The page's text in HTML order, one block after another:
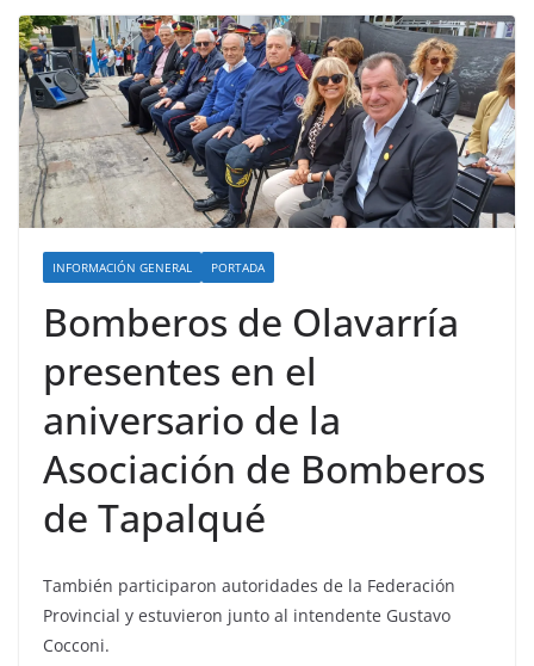
INFORMACIÓN GENERAL PORTADA
Bomberos de Olavarría
presentes en el
aniversario de la
Asociación de Bomberos
de Tapalqué
También participaron autoridades de la Federación
Provincial y estuvieron junto al intendente Gustavo
Cocconi.